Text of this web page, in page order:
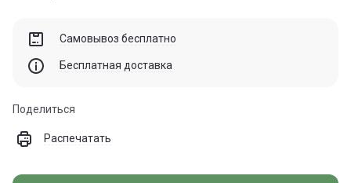
Самовывоз бесплатно
Бесплатная доставка
Поделиться
Распечатать